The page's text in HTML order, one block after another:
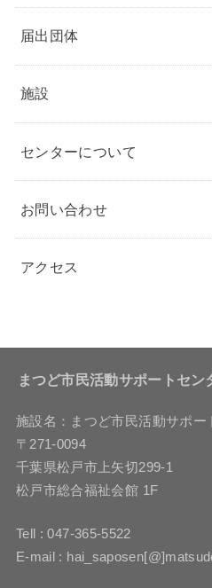
届出団体
施設
センターについて
お問い合わせ
アクセス
まつど市民活動サポートセン
施設名：まつど市民活動サポー
〒271-0094
千葉県松戸市上矢切299-1
松戸市総合福祉会館 1F
Tell : 047-365-5522
E-mail :